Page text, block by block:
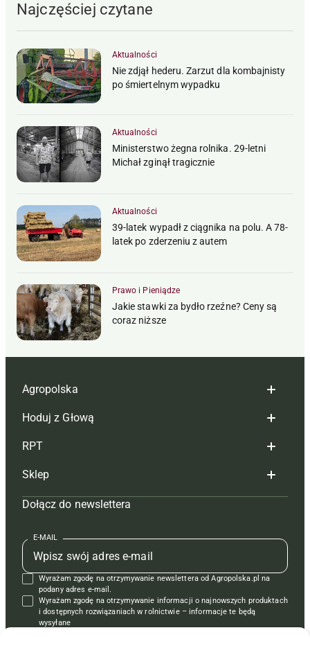
Najczęściej czytane
Aktualności
Nie zdjął hederu. Zarzut dla kombajnisty
po śmiertelnym wypadku
Aktualności
Ministerstwo żegna rolnika. 29-letni
Michał zginął tragicznie
Aktualności
39-latek wypadł z ciągnika na polu. A 78-
latek po zderzeniu z autem
Prawo i Pieniądze
Jakie stawki za bydło rzeźne? Ceny są
coraz niższe
Agropolska
Redakcja
Reklama
Tagi
Mapa serwisu
Kontakt
Regulamin
Polityka prywatności
Hoduj z Głową
Hoduj z głową bydło
Hoduj z głową świnie
Prenumerata
Redakcja
Kontakt
Reklama
RPT
Redakcja
Prenumerata
Reklama
Kontakt
Krzyżówki
Sklep
Czasopisma i prenumerata
Książki
Regulamin
Dołącz do newslettera
E-MAIL
Wyrażam zgodę na otrzymywanie newslettera od Agropolska.pl na
podany adres e-mail.
Wyrażam zgodę na otrzymywanie informacji o najnowszych produktach
i dostępnych rozwiązaniach w rolnictwie – informacje te będą
wysyłane